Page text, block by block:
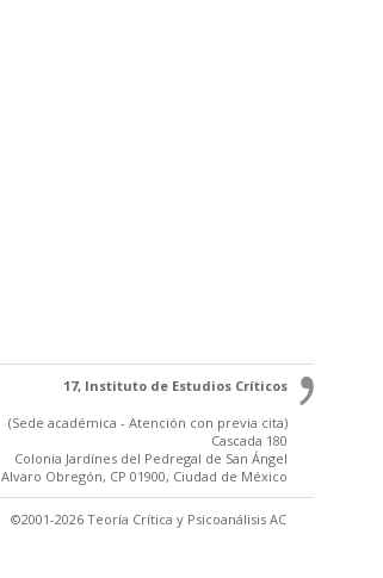
17, Instituto de Estudios Críticos
(Sede académica - Atención con previa cita)
Cascada 180
Colonia Jardínes del Pedregal de San Ángel
Alvaro Obregón, CP 01900, Ciudad de México
©2001-2026 Teoría Crítica y Psicoanálisis AC